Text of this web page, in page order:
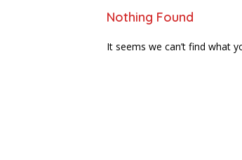
Nothing Found
It seems we can’t find what